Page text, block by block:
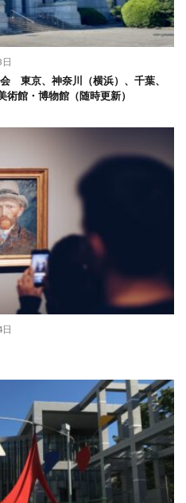
東京、神奈川（横浜）、千葉、
館・博物館（随時更新）